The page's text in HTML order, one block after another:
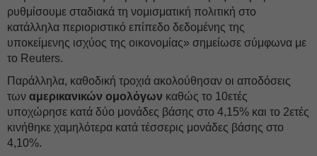
ρυθμίσουμε σταδιακά τη νομισματική πολιτική στο
κατάλληλα περιοριστικό επίπεδο δεδομένης της
υποκείμενης ισχύος της οικονομίας» σημείωσε σύμφωνα με
το Reuters.
Παράλληλα, καθοδική τροχιά ακολούθησαν οι αποδόσεις
των αμερικανικών ομολόγων καθώς το 10ετές
υποχώρησε κατά δύο μονάδες βάσης στο 4,15% και το 2ετές
κινήθηκε χαμηλότερα κατά τέσσερις μονάδες βάσης στο
4,10%.